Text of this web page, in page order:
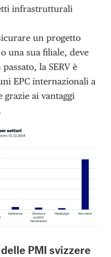
infrastrutturali
un progetto
o una sua filiale, deve
la SERV è
EPC internazionali a
grazie ai vantaggi
PMI svizzere